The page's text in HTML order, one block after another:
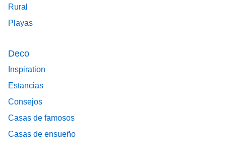
Rural
Playas
Deco
Inspiration
Estancias
Consejos
Casas de famosos
Casas de ensueño